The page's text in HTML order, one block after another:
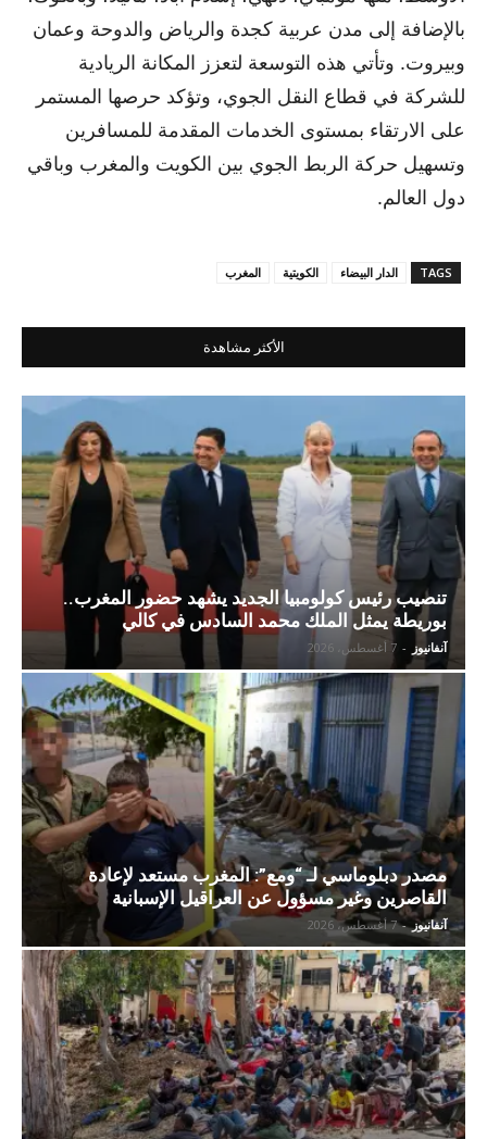
بالإضافة إلى مدن عربية كجدة والرياض والدوحة وعمان
وبيروت. وتأتي هذه التوسعة لتعزز المكانة الريادية
للشركة في قطاع النقل الجوي، وتؤكد حرصها المستمر
على الارتقاء بمستوى الخدمات المقدمة للمسافرين
وتسهيل حركة الربط الجوي بين الكويت والمغرب وباقي
دول العالم.
TAGS الدار البيضاء الكويتية المغرب
الأكثر مشاهدة
تنصيب رئيس كولومبيا الجديد يشهد حضور المغرب..
بوريطة يمثل الملك محمد السادس في كالي
آنفانيوز - 7 أغسطس، 2026
مصدر دبلوماسي لـ “ومع”: المغرب مستعد لإعادة
القاصرين وغير مسؤول عن العراقيل الإسبانية
آنفانيوز - 7 أغسطس، 2026